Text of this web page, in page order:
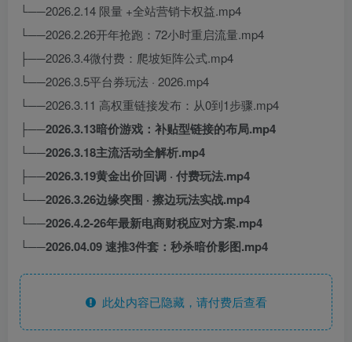
└──2026.2.14 限量 +全站营销卡权益.mp4
└──2026.2.26开年抢跑：72小时重启流量.mp4
├──2026.3.4微付费：爬坡矩阵公式.mp4
└──2026.3.5平台券玩法 · 2026.mp4
└──2026.3.11 高权重链接发布：从0到1步骤.mp4
├──2026.3.13暗价游戏：补贴型链接的布局.mp4
└──2026.3.18主流活动全解析.mp4
├──2026.3.19黄金出价回调 · 付费玩法.mp4
└──2026.3.26边缘突围 · 擦边玩法实战.mp4
└──2026.4.2-26年最新电商财税应对方案.mp4
└──2026.04.09 速推3件套：秒杀暗价影图.mp4
此处内容已隐藏，请付费后查看